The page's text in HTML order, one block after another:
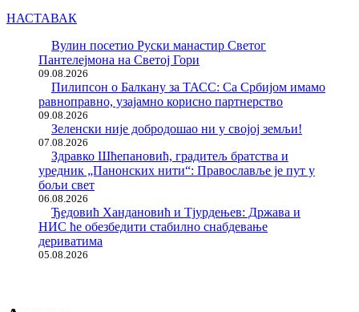
НАСТАВАК
Вулин посетио Руски манастир Светог
Пантелејмона на Светој Гори
09.08.2026
Пилипсон о Балкану за ТАСС: Са Србијом имамо
равноправно, узајамно корисно партнерство
09.08.2026
Зеленски није добродошао ни у својој земљи!
07.08.2026
Здравко Шћепановић, градитељ братства и
уредник „Панонских нити“: Православље је пут у
бољи свет
06.08.2026
Ђедовић Хандановић и Тјурдењев: Држава и
НИС ће обезбедити стабилно снабдевање
дериватима
05.08.2026